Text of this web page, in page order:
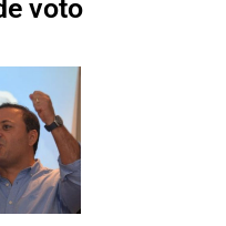
voto